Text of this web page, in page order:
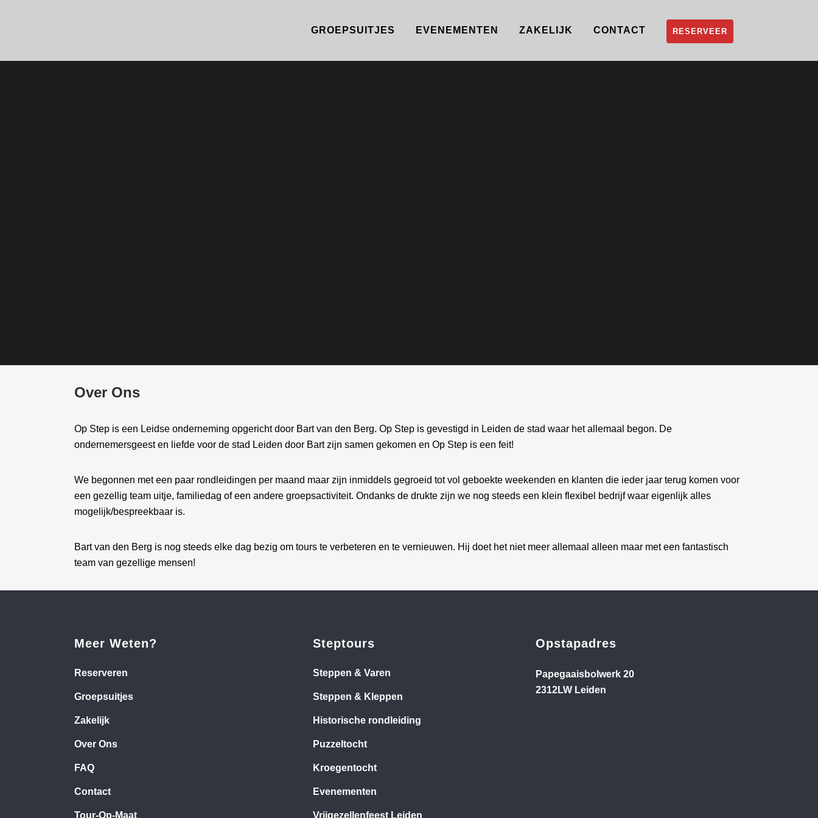
RESERVEER
GROEPSUITJES EVENEMENTEN ZAKELIJK CONTACT
Over Ons
Op Step is een Leidse onderneming opgericht door Bart van den Berg. Op Step is gevestigd in Leiden de stad waar het allemaal begon. De
ondernemersgeest en liefde voor de stad Leiden door Bart zijn samen gekomen en Op Step is een feit!
We begonnen met een paar rondleidingen per maand maar zijn inmiddels gegroeid tot vol geboekte weekenden en klanten die ieder jaar terug komen voor
een gezellig team uitje, familiedag of een andere groepsactiviteit. Ondanks de drukte zijn we nog steeds een klein flexibel bedrijf waar eigenlijk alles
mogelijk/bespreekbaar is.
Bart van den Berg is nog steeds elke dag bezig om tours te verbeteren en te vernieuwen. Hij doet het niet meer allemaal alleen maar met een fantastisch
team van gezellige mensen!
Meer Weten?
Reserveren
Groepsuitjes
Zakelijk
Over Ons
FAQ
Contact
Tour-Op-Maat
Steptours
Steppen & Varen
Steppen & Kleppen
Historische rondleiding
Puzzeltocht
Kroegentocht
Evenementen
Vrijgezellenfeest Leiden
Opstapadres
Papegaaisbolwerk 20
2312LW Leiden